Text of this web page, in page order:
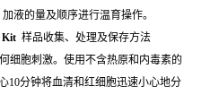
液的量及顺序进行温育操作。
Kit 样品收集、处理及保存方法
细胞刺激。使用不含热原和内毒素的
10分钟将血清和红细胞迅速小心地分